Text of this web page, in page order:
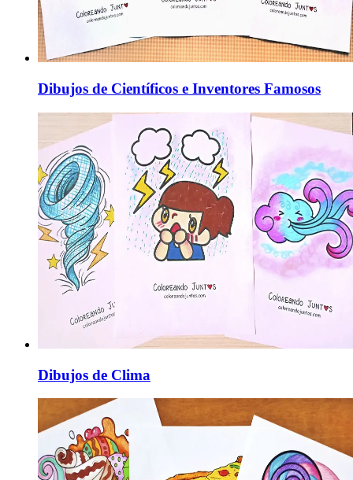
Dibujos de Científicos e Inventores Famosos
Dibujos de Clima